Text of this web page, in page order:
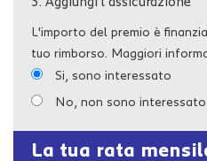
L'importo del premio è
tuo rimborso. Maggiori
Si, sono interessato
No, non sono interessato
La tua rata